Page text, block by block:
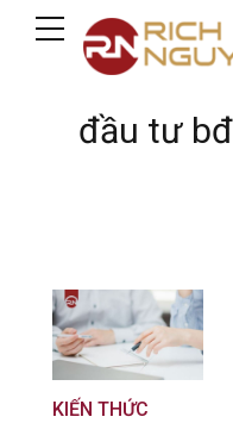
đầu tư
KIẾN THỨC